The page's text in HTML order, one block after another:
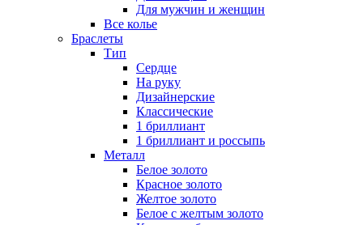
Для мужчин и женщин
Все колье
Браслеты
Тип
Сердце
На руку
Дизайнерские
Классические
1 бриллиант
1 бриллиант и россыпь
Металл
Белое золото
Красное золото
Желтое золото
Белое с желтым золото